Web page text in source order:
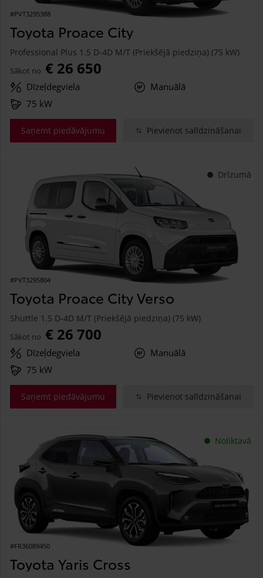
#PVT3295388
Toyota Proace City
Professional Plus 1.5 D-4D M/T (Priekšējā piedziņa) (75 kW)
Sākot no € 26 650
Dīzeļdegviela
Manuālā
75 kW
Saņemt piedāvājumu Pievienot salīdzināšanai
Drīzumā
#PVT3295804
Toyota Proace City Verso
Shuttle 1.5 D-4D M/T (Priekšējā piedziņa) (75 kW)
Sākot no € 26 700
Dīzeļdegviela
Manuālā
75 kW
Saņemt piedāvājumu Pievienot salīdzināšanai
Noliktavā
#FR36089450
Toyota Yaris Cross